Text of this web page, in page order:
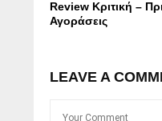
Review Κριτική –
Αγοράσεις
LEAVE A